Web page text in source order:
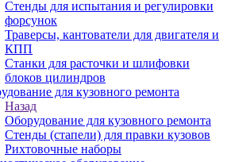
Стенды для испытания и регулировки
форсунок
Траверсы, кантователи для двигателя и
КПП
Станки для расточки и шлифовки
блоков цилиндров
для кузовного ремонта
Назад
Оборудование для кузовного ремонта
Стенды (стапели) для правки кузовов
Рихтовочные наборы